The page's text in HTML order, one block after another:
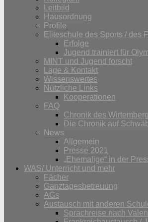
Leitbild
Hausordnung
Profile
Eliteschule des Sports / des
Erfolge
Jugend trainiert für
MINT und Jugend forscht
Lage & Kontakt
Wissenswertes
Nützliche Links
Kooperationen
FAQ
Chronik des
Die Chronik auf
News
Allgemein
Presse 2021
„Ehemalige“ in der
WAS/ Unterricht und mehr
Fächer
Ganztagesbetreuung
AGs
Austausch mit anderen
Sprachreise nach